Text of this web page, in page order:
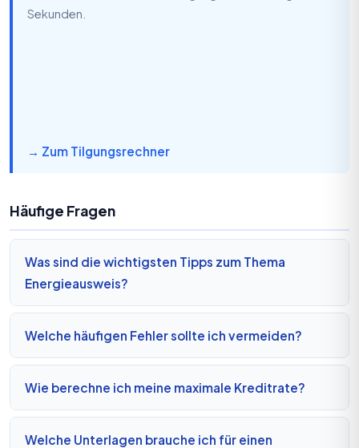
Sekunden.
→ Zum Tilgungsrechner
Häufige Fragen
Was sind die wichtigsten Tipps zum Thema
Energieausweis?
Welche häufigen Fehler sollte ich vermeiden?
Wie berechne ich meine maximale Kreditrate?
Welche Unterlagen brauche ich für einen